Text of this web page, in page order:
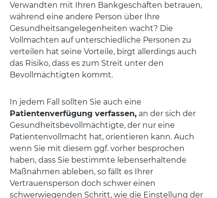
Verwandten mit Ihren Bankgeschäften betrauen,
während eine andere Person über Ihre
Gesundheitsangelegenheiten wacht? Die
Vollmachten auf unterschiedliche Personen zu
verteilen hat seine Vorteile, birgt allerdings auch
das Risiko, dass es zum Streit unter den
Bevollmächtigten kommt.
In jedem Fall sollten Sie auch eine
Patientenverfügung verfassen, an der sich der
Gesundheitsbevollmächtigte, der nur eine
Patientenvollmacht hat, orientieren kann. Auch
wenn Sie mit diesem ggf. vorher besprochen
haben, dass Sie bestimmte lebenserhaltende
Maßnahmen ableben, so fällt es Ihrer
Vertrauensperson doch schwer einen
schwerwiegenden Schritt, wie die Einstellung der